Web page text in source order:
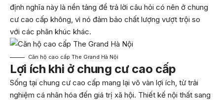
định nghĩa này là nền tảng để trả lời câu hỏi có nên ở chung
cư cao cấp không, vì nó đảm bảo chất lượng vượt trội so
với các phân khúc khác.
Căn hộ cao cấp The Grand Hà Nội
Lợi ích khi ở chung cư cao cấp
Sống tại chung cư cao cấp mang lại vô vàn lợi ích, từ trải
nghiệm cá nhân hóa đến giá trị xã hội. Thiết kế nội thất sang